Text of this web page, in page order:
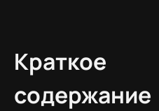
Краткое
содержание